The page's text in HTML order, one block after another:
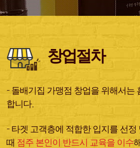
창업절차
– 돌배기집 가맹점 창업을 위해서는
합니다.
– 타겟 고객층에 적합한 입지를 선정
때 점주 본인이 반드시 교육을 이수